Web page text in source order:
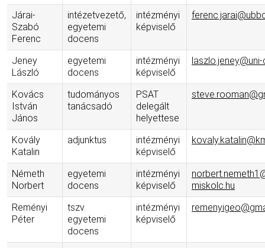
Járai-
Szabó
Ferenc
intézetvezető,
egyetemi
docens
intézményi
képviselő
Jeney
László
egyetemi
docens
intézményi
képviselő
Kovács
István
János
tudományos
tanácsadó
PSAT
delegált
helyettese
Kovály
Katalin
adjunktus
intézményi
képviselő
Németh
Norbert
egyetemi
docens
intézményi
képviselő
miskolc.hu
Reményi
Péter
tszv.
egyetemi
docens
intézményi
képviselő